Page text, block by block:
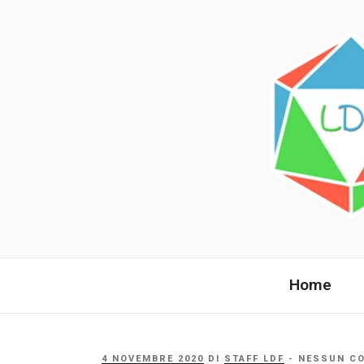
Home
PUBBLICATO
4 NOVEMBRE 2020 DI STAFF LDF - NESSUN